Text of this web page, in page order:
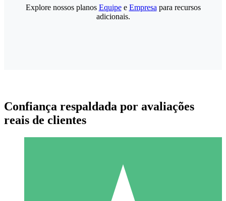
Pacotes de Créditos Individuais
Explore nossos planos Equipee Empresa para recursos
adicionais.
Confiança respaldada por avaliações
reais de clientes